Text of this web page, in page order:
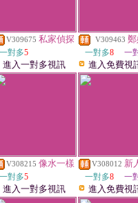
V309675 私家偵探
一對多5
進入一對多視訊
V309463
一對多8 一
進入免費視
V308215 像水一樣
一對多5
進入一對多視訊
V308012 新
一對多8 一
進入免費視